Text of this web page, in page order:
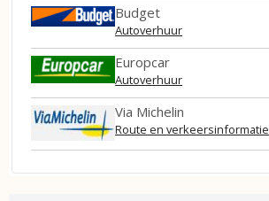
Budget
Autoverhuur
Europcar
Autoverhuur
Via Michelin
Route en verkeersinformatie